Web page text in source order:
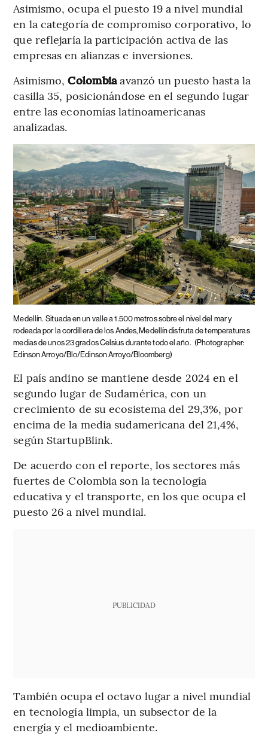
Asimismo, ocupa el puesto 19 a nivel mundial
en la categoría de compromiso corporativo, lo
que reflejaría la participación activa de las
empresas en alianzas e inversiones.
Asimismo,Colombiaavanzó un puesto hasta la
casilla 35, posicionándose en el segundo lugar
entre las economías latinoamericanas
analizadas.
Medellín. Situada en un valle a 1.500 metros sobre el nivel del mar y
rodeada por la cordillera de los Andes, Medellín disfruta de temperaturas
medias de unos 23 grados Celsius durante todo el año. (Photographer:
Edinson Arroyo/Blo/Edinson Arroyo/Bloomberg)
El país andino se mantiene desde 2024 en el
segundo lugar de Sudamérica, con un
crecimiento de su ecosistema del 29,3%, por
encima de la media sudamericana del 21,4%,
según StartupBlink.
De acuerdo con el reporte, los sectores más
fuertes de Colombia son la tecnología
educativa y el transporte, en los que ocupa el
puesto 26 a nivel mundial.
PUBLICIDAD
También ocupa el octavo lugar a nivel mundial
en tecnología limpia, un subsector de la
energía y el medioambiente.